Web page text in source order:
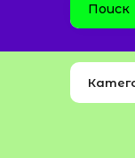
Поиск